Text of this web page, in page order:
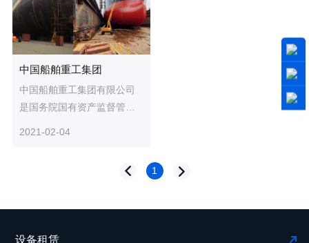
中国船舶重工集团
中国船舶重工集团有限公司
是国务院国有资产监督管理
2021-02-04
1
设备租赁